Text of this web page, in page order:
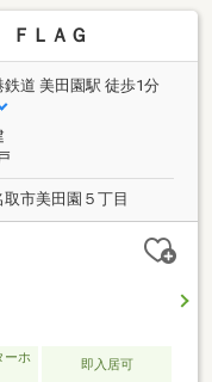
屋に♪・ペットと住
則有・オートロッ
ム⇒充実の設備♪・駐
軽にお問い合わせく
境*。／▼西中田小
6分▼ローソン 徒
ークベニマル 徒
ＦＬＡＧ
鉄道 美田園駅 徒歩1分
市美田園５丁目
ーホ
即入居可